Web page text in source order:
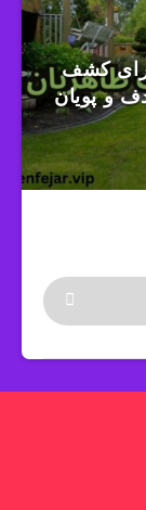
کشف
و پویان